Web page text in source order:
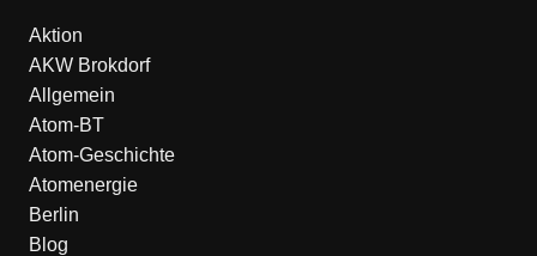
Aktion
AKW Brokdorf
Allgemein
Atom-BT
Atom-Geschichte
Atomenergie
Berlin
Blog